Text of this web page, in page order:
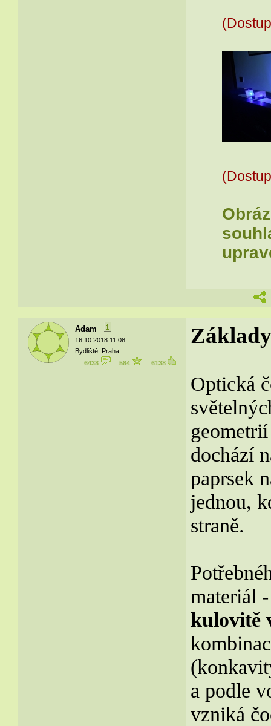
Adam
16.10.2018 11:08
Bydliště: Praha
6438
584 6138
Optická
dochází
paprsek
jednou,
straně.
materiál
kulovitě
a podle
vzniká